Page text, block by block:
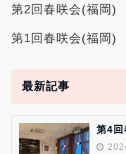
第2回春咲会(福岡)
第1回春咲会(福岡)
最新記事
第4回